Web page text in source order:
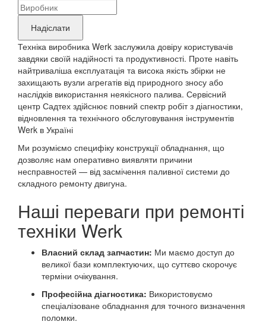
дані
Назва
бренду
продукту,
що
потребує
ремонту
Надіслати
Техніка виробника Werk заслужила довіру користувачів
завдяки своїй надійності та продуктивності. Проте навіть
найтриваліша експлуатація та висока якість збірки не
захищають вузли агрегатів від природного зносу або
наслідків використання неякісного палива. Сервісний
центр Садтех здійснює повний спектр робіт з діагностики,
відновлення та технічного обслуговування інструментів
Werk в Україні
Ми розуміємо специфіку конструкції обладнання, що
дозволяє нам оперативно виявляти причини
несправностей — від засмічення паливної системи до
складного ремонту двигуна.
Наші переваги при ремонті
техніки Werk
Власний склад запчастин: Ми маємо доступ до
великої бази комплектуючих, що суттєво скорочує
терміни очікування.
Професійна діагностика: Використовуємо
спеціалізоване обладнання для точного визначення
поломки.